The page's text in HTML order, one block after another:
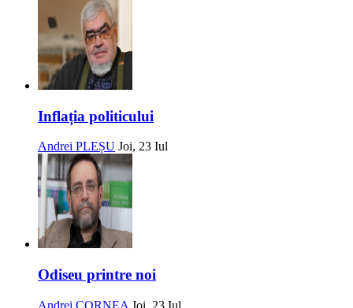
Inflația politicului
Andrei PLEȘU Joi, 23 Iul
Odiseu printre noi
Andrei CORNEA Joi, 23 Iul